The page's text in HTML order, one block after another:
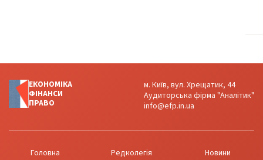
ЕКОНОМІКА
ФІНАНСИ
ПРАВО
м. Київ, вул. Хрещатик, 44
Аудиторська фірма "Аналітик"
info@efp.in.ua
Головна Редколегія
Новини